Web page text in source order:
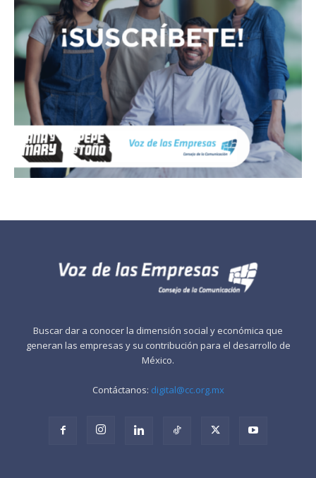
Buscar dar a conocer la dimensión social y económica que
generan las empresas y su contribución para el desarrollo de
México.
Contáctanos: digital@cc.org.mx